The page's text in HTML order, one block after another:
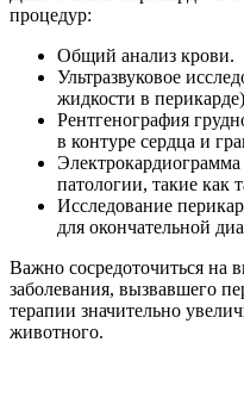
процедур:
Общий анализ крови.
Ультразвуковое
жидкости в
Рентгенография
в контуре сердца и
патологии, такие как
Исследование
для окончательной
Важно сосредоточиться на
заболевания, вызвавшего
терапии значительно
животного.